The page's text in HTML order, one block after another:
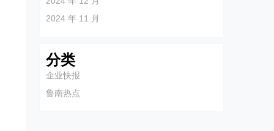
2024 年 11 月
分类
企业快报
鲁南热点